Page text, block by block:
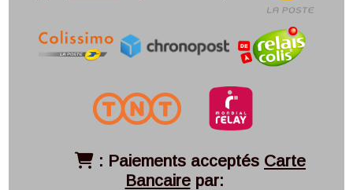
 : Paiements acceptés Carte
Bancairepar: